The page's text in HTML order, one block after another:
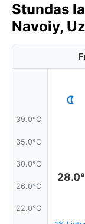
Stundas
Navoiy,
39.0°C
35.0°C
30.0°C
26.0°C
22.0°C
28.0°